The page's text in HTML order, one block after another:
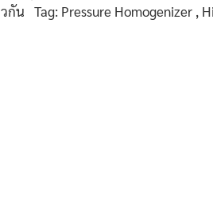
กัน Tag: Pressure Homogenizer ,